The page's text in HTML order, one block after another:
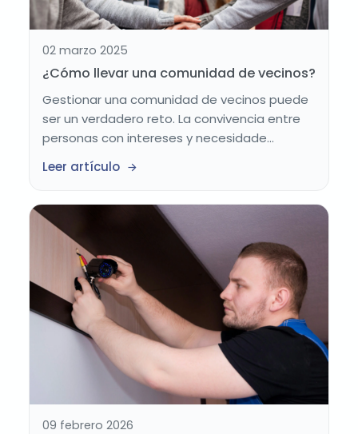
02 marzo 2025
¿Cómo llevar una comunidad de vecinos?
Gestionar una comunidad de vecinos puede
ser un verdadero reto. La convivencia entre
personas con intereses y necesidade...
Leer artículo
09 febrero 2026